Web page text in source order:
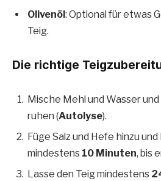
Olivenöl: Optional für etwas
Teig.
Die richtige
Mische Mehl und Wasser
ruhen (Autolyse).
Füge Salz und Hefe hinzu
mindestens 10 Minuten, bis
Lasse den Teig mindestens